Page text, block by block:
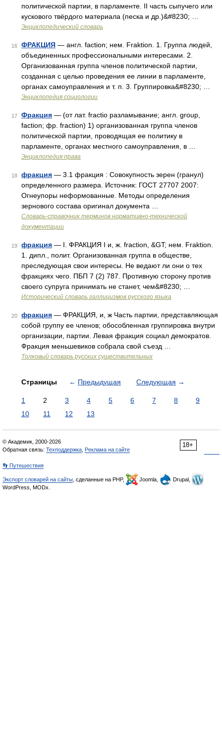
политической партии, в парламенте. II часть сыпучего или
кускового твёрдого материала (песка и др.)&#8230; …
Энциклопедический словарь
16 ФРАКЦИЯ — англ. faction; нем. Fraktion. 1. Группа людей,
объединенных профессиональными интересами. 2.
Организованная группа членов политической партии,
созданная с целью проведения ее линии в парламенте,
органах самоуправления и т. п. 3. Группировка&#8230; …
Энциклопедия социологии
17 Фракция — (от лат. fractio разламывание; англ. group,
faction; фр. fraction) 1) организованная группа членов
политической партии, проводящая ее политику в
парламенте, органах местного самоуправления, в …
Энциклопедия права
18 фракция — 3.1 фракция : Совокупность зерен (гранул)
определенного размера. Источник: ГОСТ 27707 2007:
Огнеупоры неформованные. Методы определения
зернового состава оригинал документа …
Словарь-справочник терминов нормативно-технической
документации
19 фракция — I. ФРАКЦИЯ I и, ж. fraction, &GT; нем. Fraktion.
1. дипл., полит. Организованная группа в обществе,
преследующая свои интересы. Не ведают ли они о тех
фракциях чего. ПБП 7 (2) 787. Противную сторону против
своего супруга принимать не станет, чем&#8230; …
Исторический словарь галлицизмов русского языка
20 фракция — ФРАКЦИЯ, и, ж Часть партии, представляющая
собой группу ее членов; обособленная группировка внутри
организации, партии. Левая фракция социал демократов.
Фракция меньшевиков собрала свой съезд …
Толковый словарь русских существительных
Страницы ← Предыдущая Следующая →
1 2 3 4 5 6 7 8
9
10
11 12 13
18+
© Академик, 2000-2026
Обратная связь: Техподдержка Реклама на сайте
👣 Путешествия
Экспорт словарей на сайты , сделанные на PHP, Joomla,
Drupal,
WordPress, MODx.